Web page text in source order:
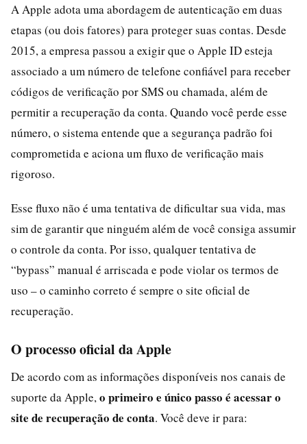
A Apple adota uma abordagem de autenticação em duas
etapas (ou dois fatores) para proteger suas contas. Desde
2015, a empresa passou a exigir que o Apple ID esteja
associado a um número de telefone confiável para receber
códigos de verificação por SMS ou chamada, além de
permitir a recuperação da conta. Quando você perde esse
número, o sistema entende que a segurança padrão foi
comprometida e aciona um fluxo de verificação mais
rigoroso.
Esse fluxo não é uma tentativa de dificultar sua vida, mas
sim de garantir que ninguém além de você consiga assumir
o controle da conta. Por isso, qualquer tentativa de
“bypass” manual é arriscada e pode violar os termos de
uso – o caminho correto é sempre o site oficial de
recuperação.
O processo oficial da Apple
De acordo com as informações disponíveis nos canais de
suporte da Apple, o primeiro e único passo é acessar o
site de recuperação de conta. Você deve ir para: